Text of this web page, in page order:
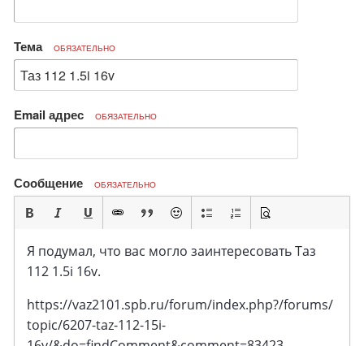
Тема ОБЯЗАТЕЛЬНО
Email адрес ОБЯЗАТЕЛЬНО
Сообщение ОБЯЗАТЕЛЬНО
Я подумал, что вас могло заинтересовать Таз
112 1.5i 16v.
https://vaz2101.spb.ru/forum/index.php?/forums/
topic/6207-taz-112-15i-